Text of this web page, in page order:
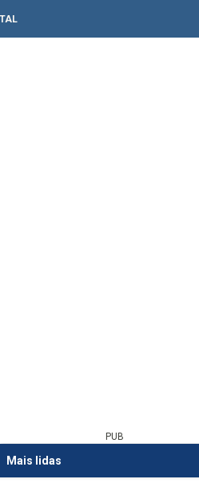
PUB
Mais lidas